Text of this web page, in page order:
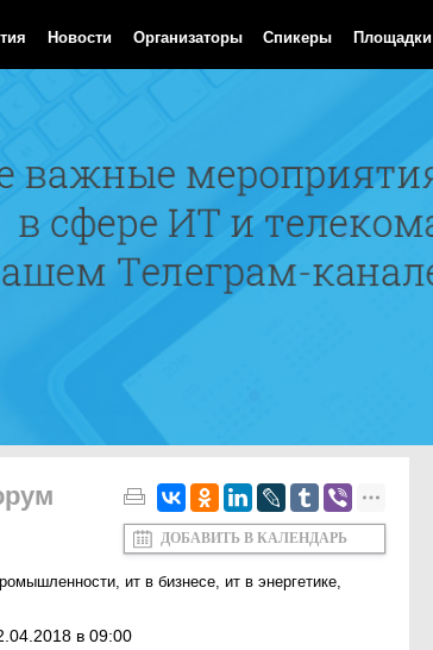
Новости Организаторы Спикеры Площадки
ДОБАВИТЬ В КАЛЕНДАРЬ
, ит в бизнесе, ит в энергетике,
в 09:00